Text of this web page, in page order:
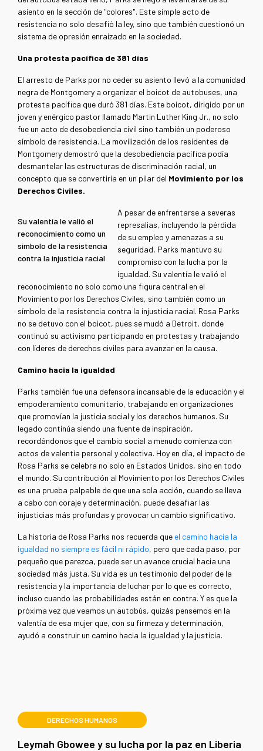
asiento en la sección de "colores". Este simple acto de
resistencia no solo desafió la ley, sino que también cuestionó un
sistema de opresión enraizado en la sociedad.
Una protesta pacífica de 381 días
El arresto de Parks por no ceder su asiento llevó a la comunidad
negra de Montgomery a organizar el boicot de autobuses, una
protesta pacífica que duró 381 días. Este boicot, dirigido por un
joven y enérgico pastor llamado Martin Luther King Jr., no solo
fue un acto de desobediencia civil sino también un poderoso
símbolo de resistencia. La movilización de los residentes de
Montgomery demostró que la desobediencia pacífica podía
desmantelar las estructuras de discriminación racial, un
concepto que se convertiría en un pilar del Movimiento por los
Derechos Civiles.
Su valentía le valió el
reconocimiento como un
símbolo de la resistencia
contra la injusticia racial
A pesar de enfrentarse a severas
represalias, incluyendo la pérdida
de su empleo y amenazas a su
seguridad, Parks mantuvo su
compromiso con la lucha por la
igualdad. Su valentía le valió el
reconocimiento no solo como una figura central en el
Movimiento por los Derechos Civiles, sino también como un
símbolo de la resistencia contra la injusticia racial. Rosa Parks
no se detuvo con el boicot, pues se mudó a Detroit, donde
continuó su activismo participando en protestas y trabajando
con líderes de derechos civiles para avanzar en la causa.
Camino hacia la igualdad
Parks también fue una defensora incansable de la educación y el
empoderamiento comunitario, trabajando en organizaciones
que promovían la justicia social y los derechos humanos. Su
legado continúa siendo una fuente de inspiración,
recordándonos que el cambio social a menudo comienza con
actos de valentía personal y colectiva. Hoy en día, el impacto de
Rosa Parks se celebra no solo en Estados Unidos, sino en todo
el mundo. Su contribución al Movimiento por los Derechos Civiles
es una prueba palpable de que una sola acción, cuando se lleva
a cabo con coraje y determinación, puede desafiar las
injusticias más profundas y provocar un cambio significativo.
La historia de Rosa Parks nos recuerda que el camino hacia la
igualdad no siempre es fácil ni rápido, pero que cada paso, por
pequeño que parezca, puede ser un avance crucial hacia una
sociedad más justa. Su vida es un testimonio del poder de la
resistencia y la importancia de luchar por lo que es correcto,
incluso cuando las probabilidades están en contra. Y es que la
próxima vez que veamos un autobús, quizás pensemos en la
valentía de esa mujer que, con su firmeza y determinación,
ayudó a construir un camino hacia la igualdad y la justicia.
DERECHOS HUMANOS
Leymah Gbowee y su lucha por la paz en Liberia